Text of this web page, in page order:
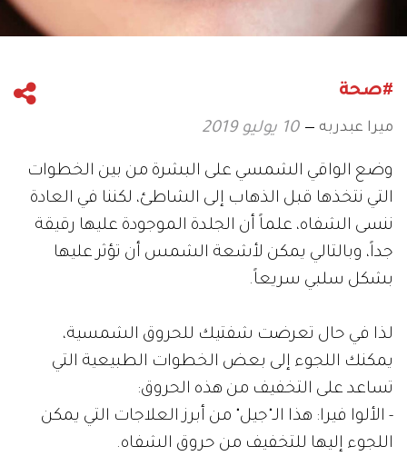
#صحة
ميرا عبدربه 10 يوليو 2019
وضع الواقي الشمسي على البشرة من بين الخطوات
التي نتخذها قبل الذهاب إلى الشاطئ، لكننا في العادة
ننسى الشفاه، علماً أن الجلدة الموجودة عليها رقيقة
جداً، وبالتالي يمكن لأشعة الشمس أن تؤثر عليها
بشكل سلبي سريعاً.
لذا في حال تعرضت شفتيك للحروق الشمسية،
يمكنك اللجوء إلى بعض الخطوات الطبيعية التي
تساعد على التخفيف من هذه الحروق:
- الألوا فيرا: هذا الـ"جيل" من أبرز العلاجات التي يمكن
اللجوء إليها للتخفيف من حروق الشفاه.